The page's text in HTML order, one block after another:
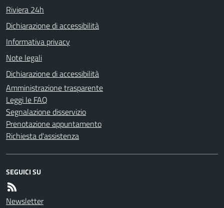
Riviera 24h
Dichiarazione di accessibilità
Informativa privacy
Note legali
Dichiarazione di accessibilità
Amministrazione trasparente
Leggi le FAQ
Segnalazione disservizio
Prenotazione appuntamento
Richiesta d'assistenza
SEGUICI SU
Newsletter